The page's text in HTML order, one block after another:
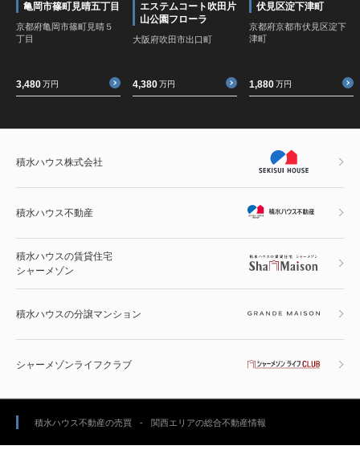
亀岡市篠町見晴五丁目
京都府亀岡市篠町見晴５
丁目
3,480 万円
エステムコート吹田片
山公園フローラ
大阪府吹田市出口町
4,380 万円
伏見区淀下津町
京都府京都市伏見区淀下
津町
1,880 万円
積水ハウス株式会社
積水ハウス不動産
積水ハウスの賃貸住宅
シャーメゾン
積水ハウスの分譲マンション
シャーメゾンライフクラブ
積水ハウス不動産の売買 関西エリアの総合不動産情報